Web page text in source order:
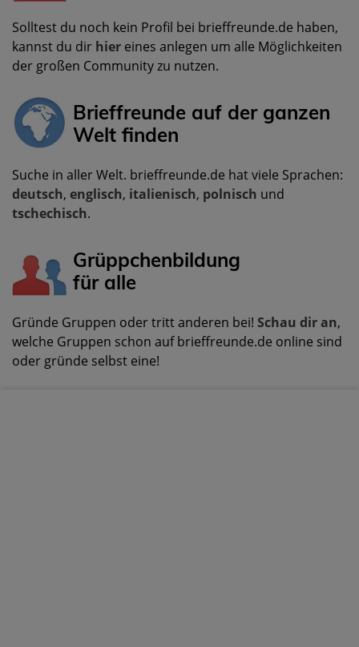
Solltest du noch kein Profil bei brieffreunde.de haben,
kannst du dir hier eines anlegen um alle Möglichkeiten
der großen Community zu nutzen.
Brieffreunde auf der ganzen
Welt finden
Suche in aller Welt. brieffreunde.de hat viele Sprachen:
deutsch, englisch, italienisch, polnisch und
tschechisch.
Grüppchenbildung
für alle
Gründe Gruppen oder tritt anderen bei! Schau dir an,
welche Gruppen schon auf brieffreunde.de online sind
oder gründe selbst eine!